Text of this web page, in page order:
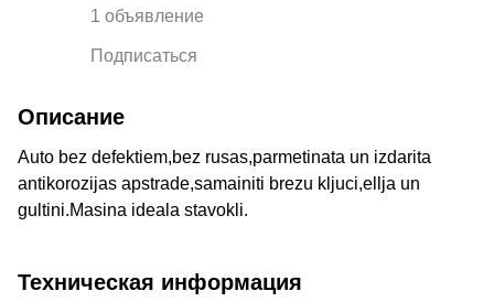
1 объявление
Подписаться
Описание
Auto bez defektiem,bez rusas,parmetinata un izdarita
antikorozijas apstrade,samainiti brezu kljuci,ellja un
gultini.Masina ideala stavokli.
Техническая информация